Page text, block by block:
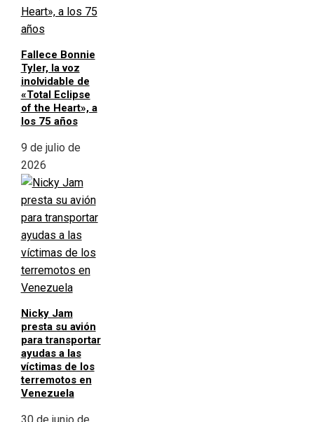
Fallece Bonnie
Tyler, la voz
inolvidable de
«Total Eclipse
of the Heart», a
los 75 años
9 de julio de
2026
Nicky Jam
presta su avión
para transportar
ayudas a las
víctimas de los
terremotos en
Venezuela